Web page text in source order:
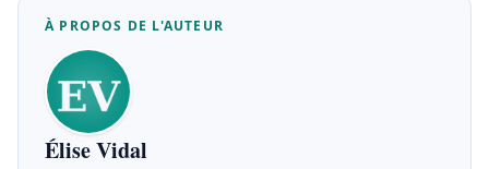
À PROPOS DE L'AUTEUR
Élise Vidal